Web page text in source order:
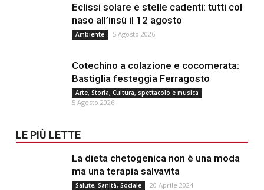
Eclissi solare e stelle cadenti: tutti col
naso all’insù il 12 agosto
Ambiente 5 Agosto 2026
Cotechino a colazione e cocomerata:
Bastiglia festeggia Ferragosto
Arte, Storia, Cultura, spettacolo e musica
5 Agosto 2026
LE PIÙ LETTE
La dieta chetogenica non è una moda
ma una terapia salvavita
Salute, Sanità, Sociale 20 Aprile 2024